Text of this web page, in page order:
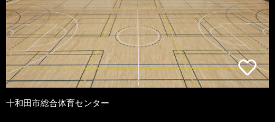
十和田市総合体育センター